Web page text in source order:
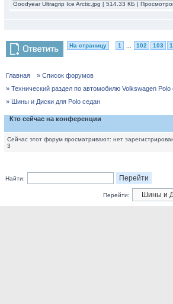
Goodyear Ultragrip Ice Arctic.jpg [ 514.33 КБ |
На страницу 1 102 103
Главная
» Список форумов
» Технический раздел по автомобилю Volkswagen Polo
» Шины и Диски для Polo седан
Кто сейчас на конференции
Сейчас этот форум просматривают: нет
3
Найти:
Перейти: